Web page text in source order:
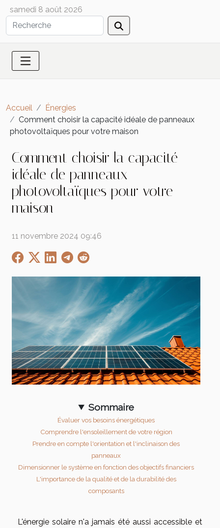
samedi 8 août 2026
Accueil
Énergies
Comment choisir la capacité idéale de panneaux
photovoltaïques pour votre maison
Comment choisir la capacité
idéale de panneaux
photovoltaïques pour votre
maison
11 novembre 2024 09:46
Sommaire
Évaluer vos besoins énergétiques
Comprendre l'ensoleillement de votre région
Prendre en compte l'orientation et l'inclinaison des
panneaux
Dimensionner le système en fonction des objectifs financiers
L'importance de la qualité et de la durabilité des
composants
L'énergie solaire n'a jamais été aussi accessible et